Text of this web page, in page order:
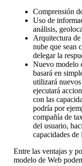
Comprensión
Uso de
análisis,
Arquitectura de
nube que sean
delegar la
Nuevo modelo
basará en
utilizará
ejecutará
con las
podría por
compañía de
del usuario,
capacidades de
Entre las ventajas y
modelo de Web